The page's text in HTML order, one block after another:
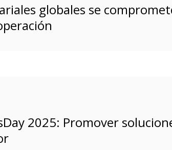
globales se
2025: Promover